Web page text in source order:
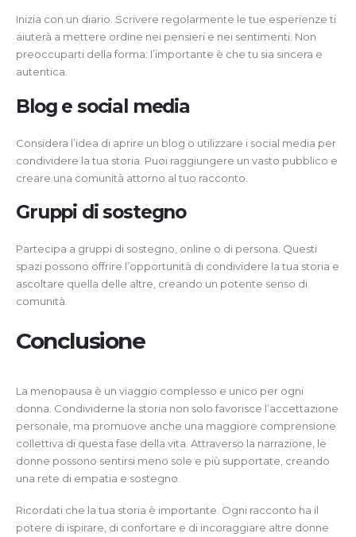
Inizia con un diario. Scrivere regolarmente le tue esperienze ti
aiuterà a mettere ordine nei pensieri e nei sentimenti. Non
preoccuparti della forma: l’importante è che tu sia sincera e
autentica.
Blog e social media
Considera l’idea di aprire un blog o utilizzare i social media per
condividere la tua storia. Puoi raggiungere un vasto pubblico e
creare una comunità attorno al tuo racconto.
Gruppi di sostegno
Partecipa a gruppi di sostegno, online o di persona. Questi
spazi possono offrire l’opportunità di condividere la tua storia e
ascoltare quella delle altre, creando un potente senso di
comunità.
Conclusione
La menopausa è un viaggio complesso e unico per ogni
donna. Condividerne la storia non solo favorisce l’accettazione
personale, ma promuove anche una maggiore comprensione
collettiva di questa fase della vita. Attraverso la narrazione, le
donne possono sentirsi meno sole e più supportate, creando
una rete di empatia e sostegno.
Ricordati che la tua storia è importante. Ogni racconto ha il
potere di ispirare, di confortare e di incoraggiare altre donne